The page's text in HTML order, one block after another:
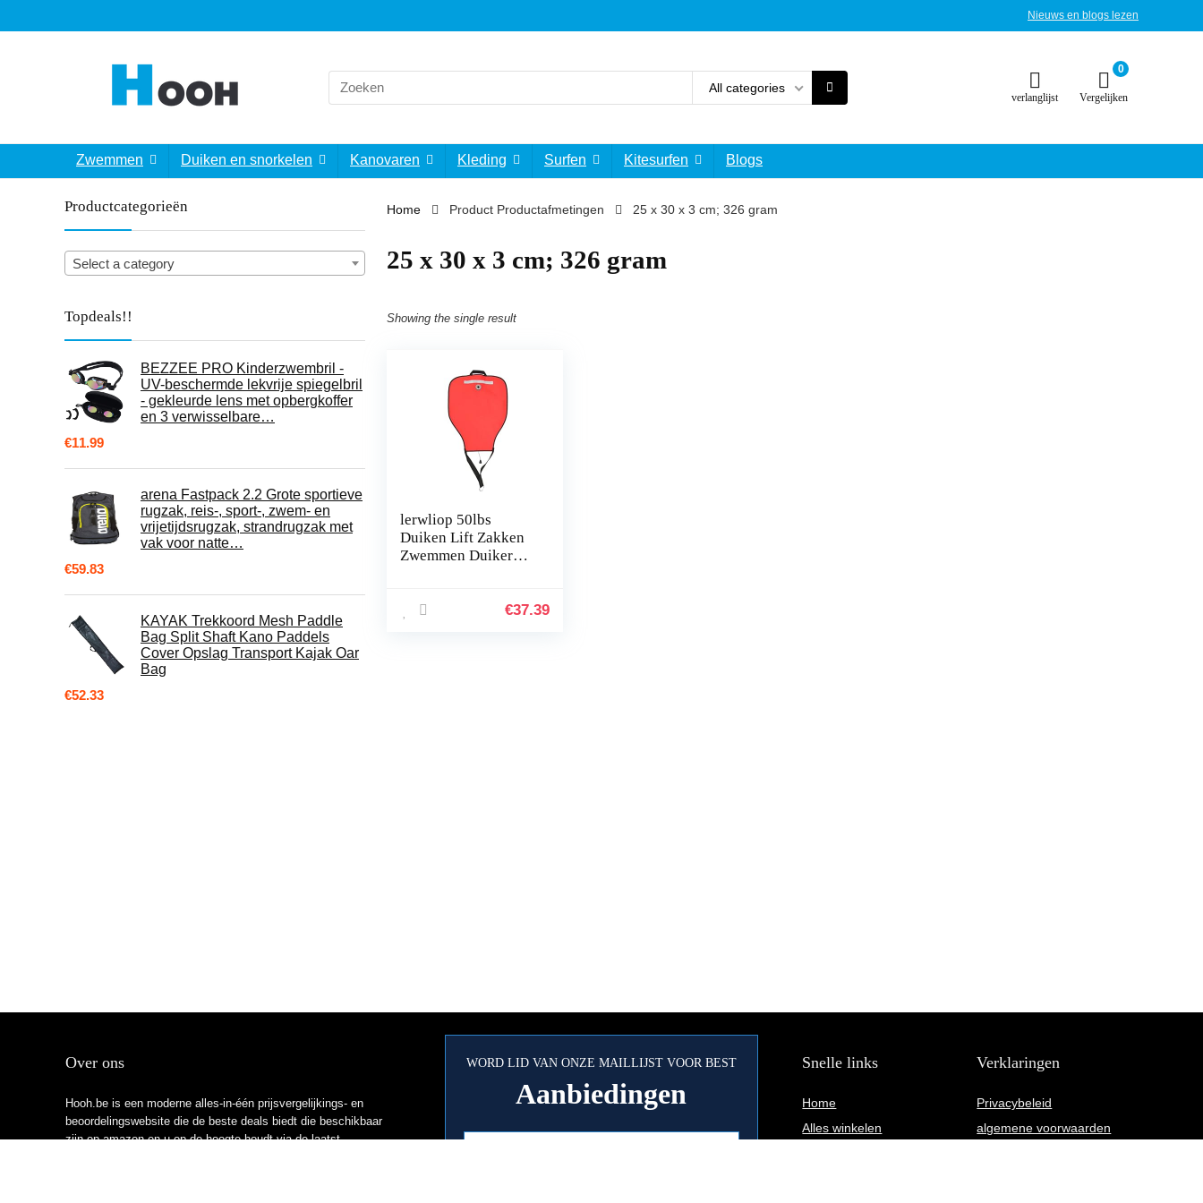
Nieuws en blogs lezen
Search
for:
All categories
verlanglijst
0
Vergelijken
Zwemmen Duiken en snorkelen Kanovaren Kleding Surfen Kitesurfen Blogs
Productcategorieën
Select a category
Topdeals!!
BEZZEE PRO Kinderzwembril -
UV-beschermde lekvrije spiegelbril
- gekleurde lens met opbergkoffer
en 3 verwisselbare…
€11.99
arena Fastpack 2.2 Grote sportieve
rugzak, reis-, sport-, zwem- en
vrijetijdsrugzak, strandrugzak met
vak voor natte…
€59.83
KAYAK Trekkoord Mesh Paddle
Bag Split Shaft Kano Paddels
Cover Opslag Transport Kajak Oar
Bag
€52.33
Home Product Productafmetingen ‎25 x 30 x 3 cm; 326 gram
‎25 x 30 x 3 cm; 326 gram
Showing the single result
lerwliop 50lbs
Duiken Lift Zakken
Zwemmen Duiker
Bergingszak met€37.39
Over ons
Hooh.be is een moderne alles-in-één prijsvergelijkings- en
beoordelingswebsite die de beste deals biedt die beschikbaar
zijn op amazon en u op de hoogte houdt via de laatst
WORD LID VAN ONZE MAILLIJST VOOR BEST
Aanbiedingen
Snelle links
Home
Alles winkelen
Verklaringen
Privacybeleid
algemene voorwaarden